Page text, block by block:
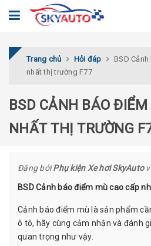
Trang chủ Hỏi đáp
BSD
nhất thị trường F77
BSD CẢNH BÁO
NHẤT THỊ TRƯỜNG
Đăng bởiPhụ kiện Xe hơi SkyAuto
BSD Cảnh báo điểm mù cao cấp
Cảnh báo điểm mù là sản phẩm
ô tô, hãy cùng cảm nhận và đánh
quan trọng như vậy.